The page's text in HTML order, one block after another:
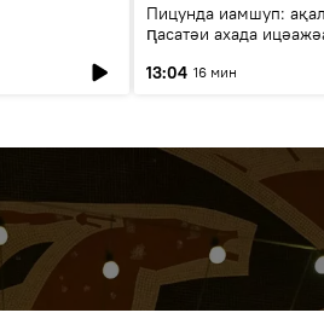
Пицунда иамшуп:
ԥасатәи ахада
13:04 16 мин